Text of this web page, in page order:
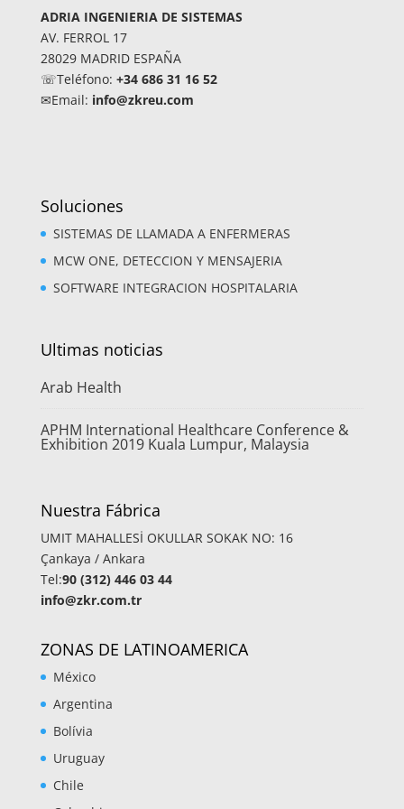
ADRIA INGENIERIA DE SISTEMAS
AV. FERROL 17
28029 MADRID ESPAÑA
☏Teléfono: +34 686 31 16 52
✉Email: info@zkreu.com
Soluciones
SISTEMAS DE LLAMADA A ENFERMERAS
MCW ONE, DETECCION Y MENSAJERIA
SOFTWARE INTEGRACION HOSPITALARIA
Ultimas noticias
Arab Health
APHM International Healthcare Conference &
Exhibition 2019 Kuala Lumpur, Malaysia
Nuestra Fábrica
UMIT MAHALLESİ OKULLAR SOKAK NO: 16
Çankaya / Ankara
Tel:90 (312) 446 03 44
info@zkr.com.tr
ZONAS DE LATINOAMERICA
México
Argentina
Bolívia
Uruguay
Chile